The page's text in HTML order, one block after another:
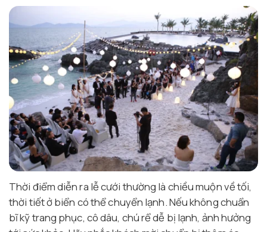
Thời điểm diễn ra lễ cưới thường là chiều muộn về tối,
thời tiết ở biển có thể chuyển lạnh. Nếu không chuẩn
bĩ kỹ trang phục, cô dâu, chú rể dễ bị lạnh, ảnh hưởng